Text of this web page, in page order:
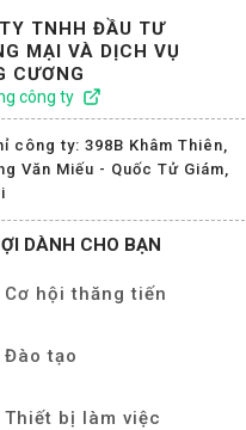
TNHH ĐẦU TƯ
MẠI VÀ DỊCH VỤ
CƯƠNG
công ty
công ty: 398B Khâm Thiên,
Văn Miếu - Quốc Tử Giám,
DÀNH CHO BẠN
Cơ hội thăng tiến
Đào tạo
Thiết bị làm việc